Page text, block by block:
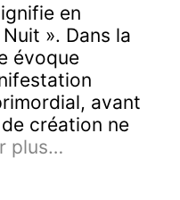
en
». Dans la
évoque
avant
création ne
plus…